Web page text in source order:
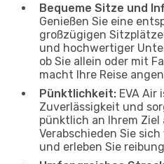
Bequeme Sitze und
Genießen Sie eine
großzügigen
und hochwertiger
ob Sie allein oder mit
macht Ihre Reise
Pünktlichkeit: EVA
Zuverlässigkeit und
pünktlich an Ihrem Ziel
Verabschieden Sie
und erleben Sie